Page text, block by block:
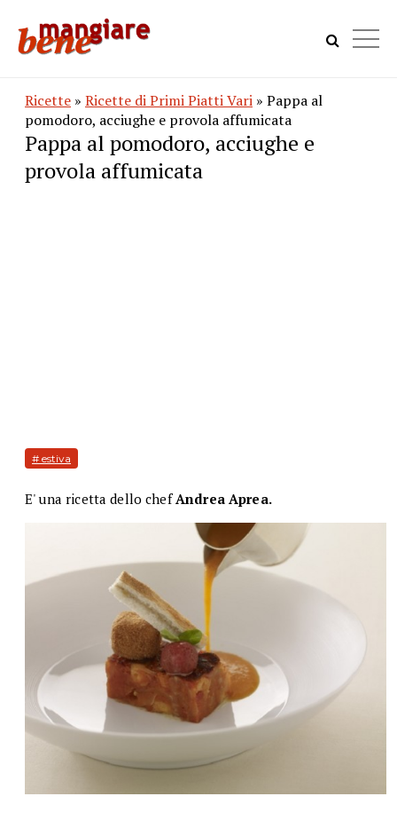
Ricette » Ricette di Primi Piatti Vari » Pappa al
pomodoro, acciughe e provola affumicata
Pappa al pomodoro, acciughe e
provola affumicata
# estiva
E' una ricetta dello chefAndrea Aprea.